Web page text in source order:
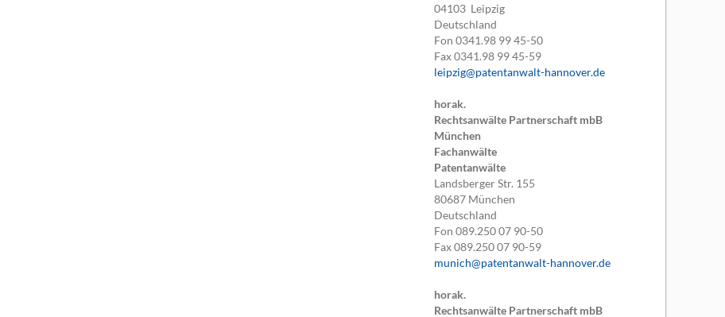
04103 Leipzig
Deutschland
Fon0341.98 99 45-50
Fax0341.98 99 45-59
leipzig@patentanwalt-hannover.de
horak.
Rechtsanwälte Partnerschaft mbB
München
Fachanwälte
Patentanwälte
Landsberger Str. 155
80687 München
Deutschland
Fon089.250 07 90-50
Fax089.250 07 90-59
munich@patentanwalt-hannover.de
horak.
Rechtsanwälte Partnerschaft mbB